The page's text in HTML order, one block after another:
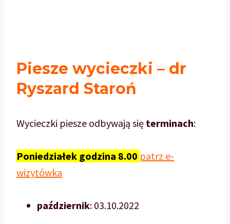
Piesze wycieczki – dr
Ryszard Staroń
Wycieczki piesze odbywają się terminach:
Poniedziałek godzina 8.00 patrz e-
wizytówka
październik: 03.10.2022